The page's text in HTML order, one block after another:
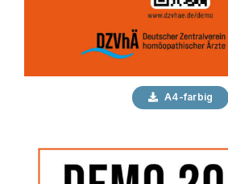
A4-farbig